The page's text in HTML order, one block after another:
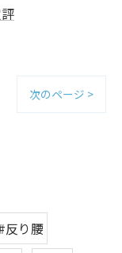
次のページ >
反り腰